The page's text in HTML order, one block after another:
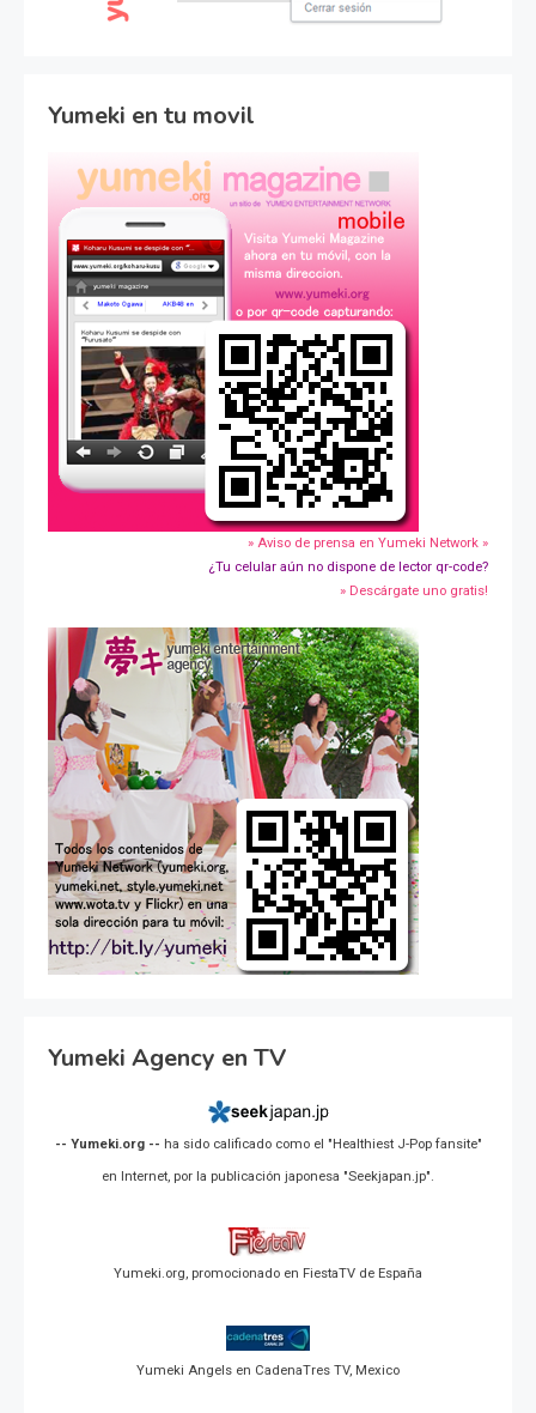
Yumeki en tu movil
» Aviso de prensa en Yumeki Network »
¿Tu celular aún no dispone de lector qr-code?
» Descárgate uno gratis!
Yumeki Agency en TV
-- Yumeki.org -- ha sido calificado como el "Healthiest J-Pop fansite"
en Internet, por la publicación japonesa "Seekjapan.jp".
Yumeki.org, promocionado en FiestaTV de España
Yumeki Angels en CadenaTres TV, Mexico